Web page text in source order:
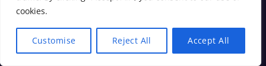
cookies.
Customise Reject All Accept All